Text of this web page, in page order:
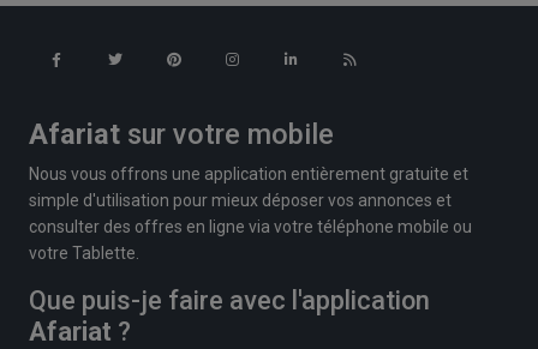
Afariat sur votre mobile
Nous vous offrons une application entièrement gratuite et
simple d'utilisation pour mieux déposer vos annonces et
consulter des offres en ligne via votre téléphone mobile ou
votre Tablette.
Que puis-je faire avec l'application
Afariat ?